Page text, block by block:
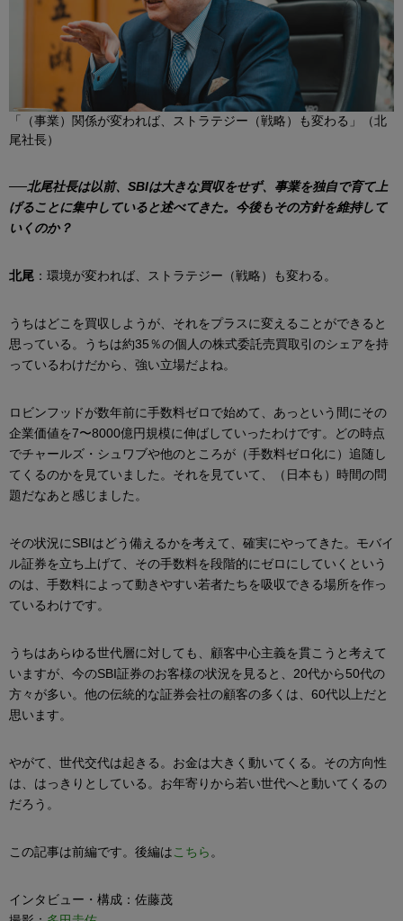
「（事業）関係が変われば、ストラテジー（戦略）も変わる」（北
尾社長）
──北尾社長は以前、SBIは大きな買収をせず、事業を独自で育て上
げることに集中していると述べてきた。今後もその方針を維持して
いくのか？
北尾 ：環境が変われば、ストラテジー（戦略）も変わる。
うちはどこを買収しようが、それをプラスに変えることができると
思っている。うちは約35％の個人の株式委託売買取引のシェアを持
っているわけだから、強い立場だよね。
ロビンフッドが数年前に手数料ゼロで始めて、あっという間にその
企業価値を7〜8000億円規模に伸ばしていったわけです。どの時点
でチャールズ・シュワブや他のところが（手数料ゼロ化に）追随し
てくるのかを見ていました。それを見ていて、（日本も）時間の問
題だなあと感じました。
その状況にSBIはどう備えるかを考えて、確実にやってきた。モバイ
ル証券を立ち上げて、その手数料を段階的にゼロにしていくという
のは、手数料によって動きやすい若者たちを吸収できる場所を作っ
ているわけです。
うちはあらゆる世代層に対しても、顧客中心主義を貫こうと考えて
いますが、今のSBI証券のお客様の状況を見ると、20代から50代の
方々が多い。他の伝統的な証券会社の顧客の多くは、60代以上だと
思います。
やがて、世代交代は起きる。お金は大きく動いてくる。その方向性
は、はっきりとしている。お年寄りから若い世代へと動いてくるの
だろう。
この記事は前編です。後編は こちら 。
インタビュー・構成：佐藤茂